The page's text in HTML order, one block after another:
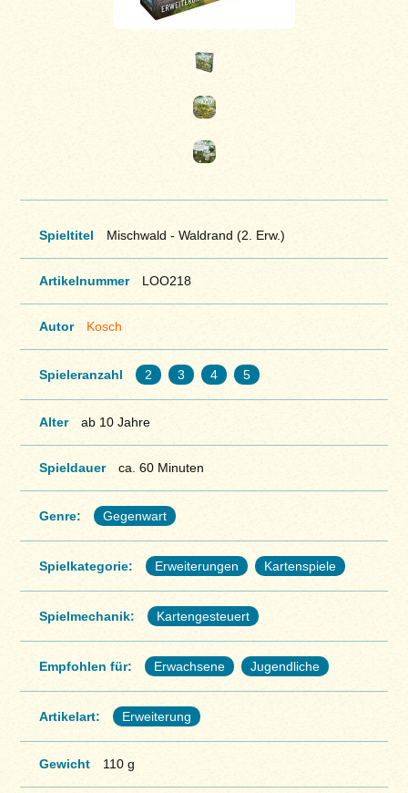
Spieltitel Mischwald - Waldrand (2. Erw.)
Artikelnummer LOO218
Autor Kosch
Spieleranzahl 2 3 4 5
Alter ab 10 Jahre
Spieldauer ca. 60 Minuten
Genre: Gegenwart
Spielkategorie: Erweiterungen Kartenspiele
Spielmechanik: Kartengesteuert
Empfohlen für: Erwachsene Jugendliche
Artikelart: Erweiterung
Gewicht 110 g